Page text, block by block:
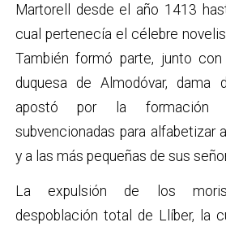
Martorell desde el año 1413
cual pertenecía el célebre
También formó parte, junto
duquesa de Almodóvar, dama
apostó por la formación
subvencionadas para alfabetizar
y a las más pequeñas de sus
La expulsión de los
despoblación total de Llíber, la